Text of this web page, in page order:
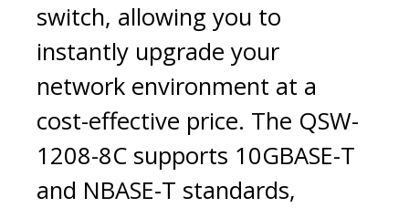
switch, allowing you to
instantly upgrade your
network environment at a
cost-effective price. The QSW-
1208-8C supports 10GBASE-T
and NBASE-T standards,